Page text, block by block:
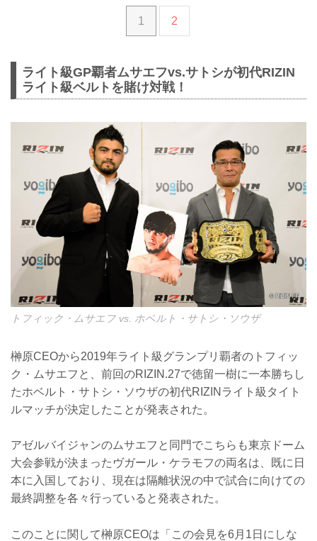
1 2
ライト級GP覇者ムサエフvs.サトシが初代RIZIN
ライト級ベルトを賭け対戦！
トフィック・ムサエフ vs. ホベルト・サトシ・ソウザ
榊原CEOから2019年ライト級グランプリ覇者のトフィッ
ク・ムサエフと、前回のRIZIN.27で徳留一樹に一本勝ちし
たホベルト・サトシ・ソウザの初代RIZINライト級タイト
ルマッチが決定したことが発表された。
アゼルバイジャンのムサエフと同門でこちらも東京ドーム
大会参戦が決まったヴガール・ケラモフの両名は、既に日
本に入国しており、現在は隔離状況の中で試合に向けての
最終調整を各々行っていると発表された。
このことに関して榊原CEOは「この会見を6月1日にしな